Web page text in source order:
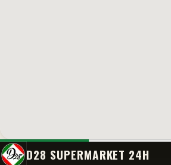
D28 SUPERMARKET 24H